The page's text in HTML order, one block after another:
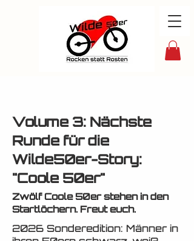
Volume 3: Nächste
Runde für die
Wilde50er-Story:
"Coole 50er"
Zwölf Coole 50er stehen in den
Startlöchern. Freut euch.
2026 Sonderedition: Männer in